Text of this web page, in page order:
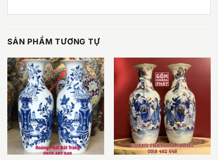
SẢN PHẨM TƯƠNG TỰ